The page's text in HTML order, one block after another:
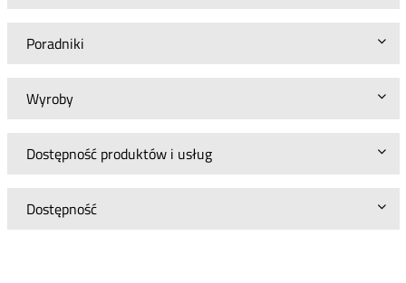
Poradniki
Wyroby
Dostępność produktów i usług
Dostępność